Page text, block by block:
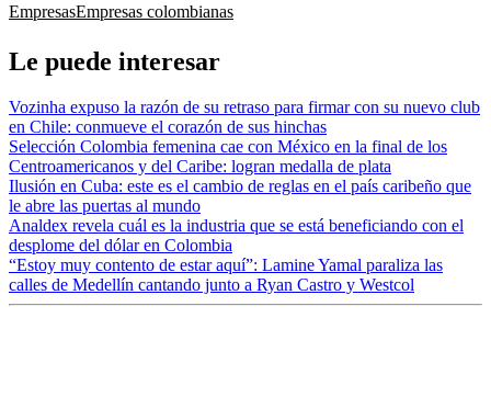
EmpresasEmpresas colombianas
Le puede interesar
Vozinha expuso la razón de su retraso para firmar con su nuevo club
en Chile: conmueve el corazón de sus hinchas
Selección Colombia femenina cae con México en la final de los
Centroamericanos y del Caribe: logran medalla de plata
Ilusión en Cuba: este es el cambio de reglas en el país caribeño que
le abre las puertas al mundo
Analdex revela cuál es la industria que se está beneficiando con el
desplome del dólar en Colombia
“Estoy muy contento de estar aquí”: Lamine Yamal paraliza las
calles de Medellín cantando junto a Ryan Castro y Westcol